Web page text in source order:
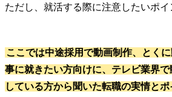
ただし、就活する際に注意したいポイ
ここでは中途採用で動画制作、とく
事に就きたい方向けに、テレビ業界
している方から聞いた転職の実情と